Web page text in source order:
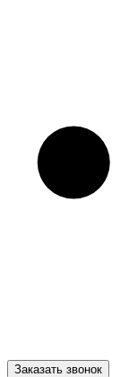
Заказать звонок